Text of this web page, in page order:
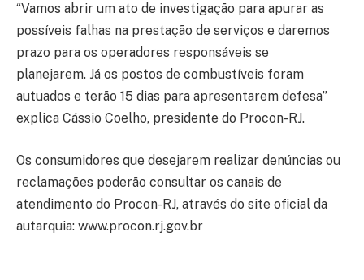
“Vamos abrir um ato de investigação para apurar as
possíveis falhas na prestação de serviços e daremos
prazo para os operadores responsáveis ​​se
planejarem. Já os postos de combustíveis foram
autuados e terão 15 dias para apresentarem defesa”
explica Cássio Coelho, presidente do Procon-RJ.
Os consumidores que desejarem realizar denúncias ou
reclamações poderão consultar os canais de
atendimento do Procon-RJ, através do site oficial da
autarquia: www.procon.rj.gov.br